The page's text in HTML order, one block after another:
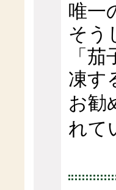
唯一
そう
「
凍す
お勧
れて